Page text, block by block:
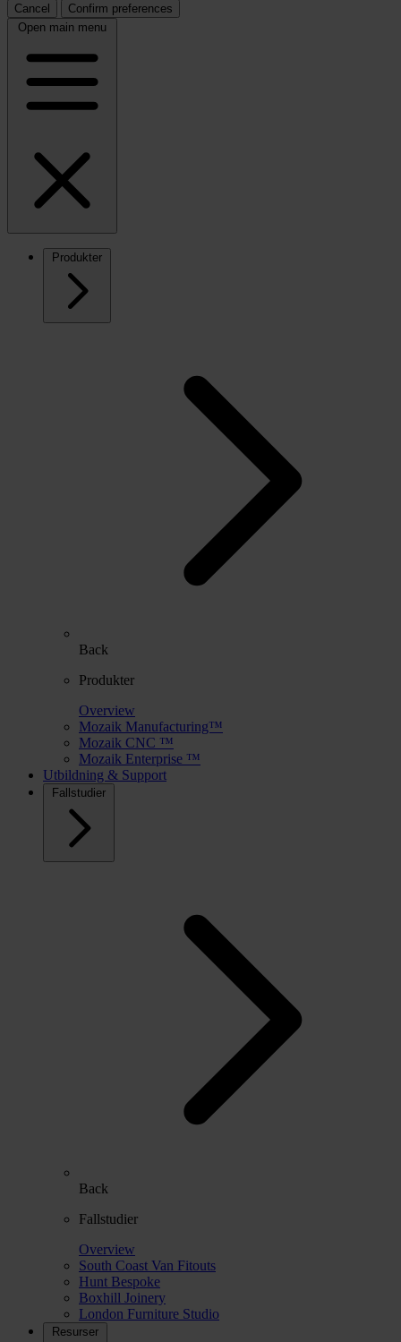
Cancel
Confirm preferences
Open main menu
Produkter
Back
Produkter
Overview
Mozaik Manufacturing™
Mozaik CNC ™
Mozaik Enterprise ™
Utbildning & Support
Fallstudier
Back
Fallstudier
Overview
South Coast Van Fitouts
Hunt Bespoke
Boxhill Joinery
London Furniture Studio
Resurser